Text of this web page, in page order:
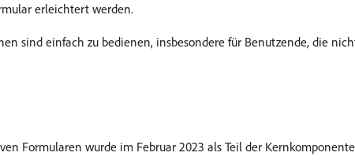
erleichtert werden.
sind einfach zu bedienen, insbesondere für Benutzende, die
Formularen wurde im Februar 2023 als Teil der